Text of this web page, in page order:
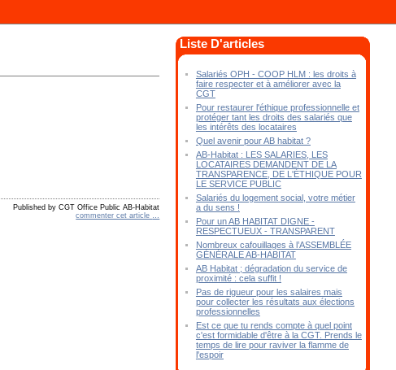
Published by CGT Office Public AB-Habitat
commenter cet article …
Liste D'articles
Salariés OPH - COOP HLM : les droits à
faire respecter et à améliorer avec la
CGT
Pour restaurer l'éthique professionnelle et
protéger tant les droits des salariés que
les intérêts des locataires
Quel avenir pour AB habitat ?
AB-Habitat : LES SALARIES, LES
LOCATAIRES DEMANDENT DE LA
TRANSPARENCE, DE L'ÉTHIQUE POUR
LE SERVICE PUBLIC
Salariés du logement social, votre métier
a du sens !
Pour un AB HABITAT DIGNE -
RESPECTUEUX - TRANSPARENT
Nombreux cafouillages à l’ASSEMBLÉE
GÉNÉRALE AB-HABITAT
AB Habitat ; dégradation du service de
proximité : cela suffit !
Pas de rigueur pour les salaires mais
pour collecter les résultats aux élections
professionnelles
Est ce que tu rends compte à quel point
c'est formidable d'être à la CGT. Prends le
temps de lire pour raviver la flamme de
l'espoir